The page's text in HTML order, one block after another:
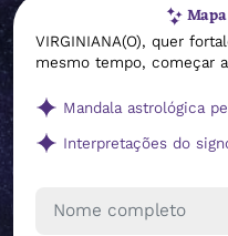
VIRGINIANA(O), quer
mesmo tempo, começar
Mandala astrológica
Interpretações do